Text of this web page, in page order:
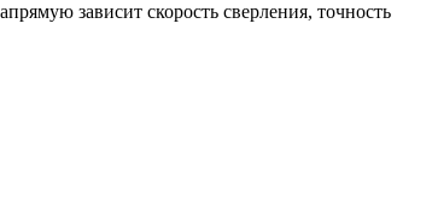
зависит скорость сверления, точность